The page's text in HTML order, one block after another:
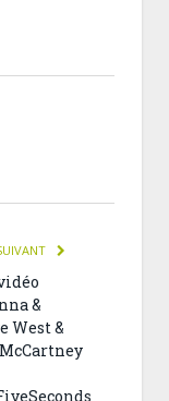
&
West &